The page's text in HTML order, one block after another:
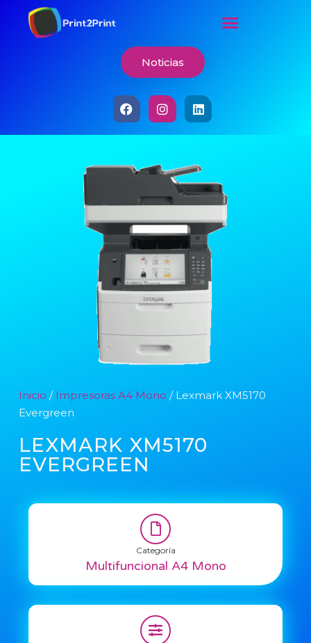
Noticias
Inicio / Impresoras A4 Mono / Lexmark XM5170
Evergreen
LEXMARK XM5170
EVERGREEN
Categoría
Multifuncional A4 Mono